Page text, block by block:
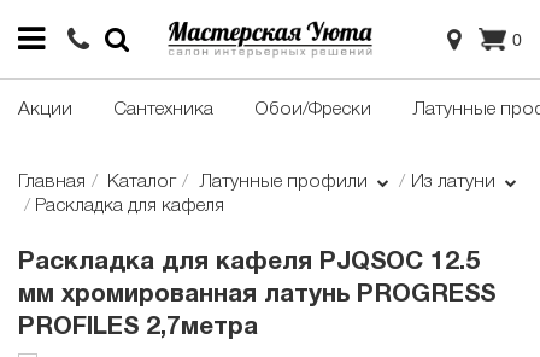
0
Акции Сантехника Обои/Фрески Латунные
Главная Каталог Латунные профили
Из латуни
Раскладка для кафеля
Раскладка для кафеля PJQSOC 12.5
мм хромированная латунь PROGRESS
PROFILES 2,7метра